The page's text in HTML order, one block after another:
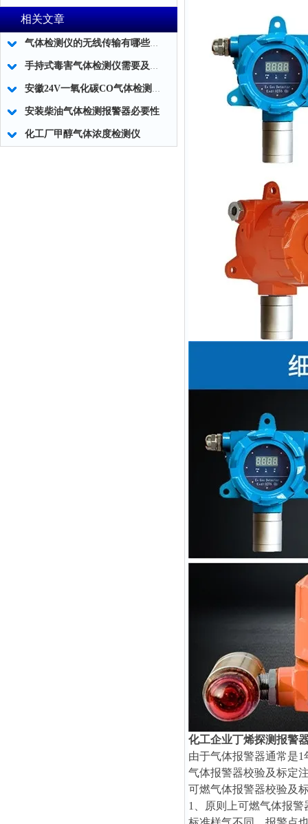
相关文章
气体检测仪的无线传输有哪些特点?
手持式毒害气体检测仪需要及时注意的措施以及维修
安徽24V一氧化碳CO气体检测仪*批发
安装柴油气体检测报警器必要性
化工厂甲醇气体浓度检测仪
化工企业丁烯探测报警
由于气体报警器通常是
气体报警器校验及标定
可燃气体报警器校验及
1、原则上可燃气体报